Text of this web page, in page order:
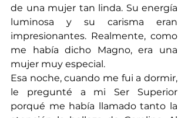
de una mujer tan linda. Su energía
luminosa y su carisma eran
impresionantes. Realmente, como
me había dicho Magno, era una
mujer muy especial.
Esa noche, cuando me fui a dormir,
le pregunté a mi Ser Superior
porqué me había llamado tanto la